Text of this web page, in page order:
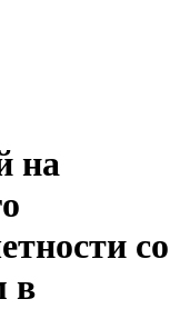
на
со
в